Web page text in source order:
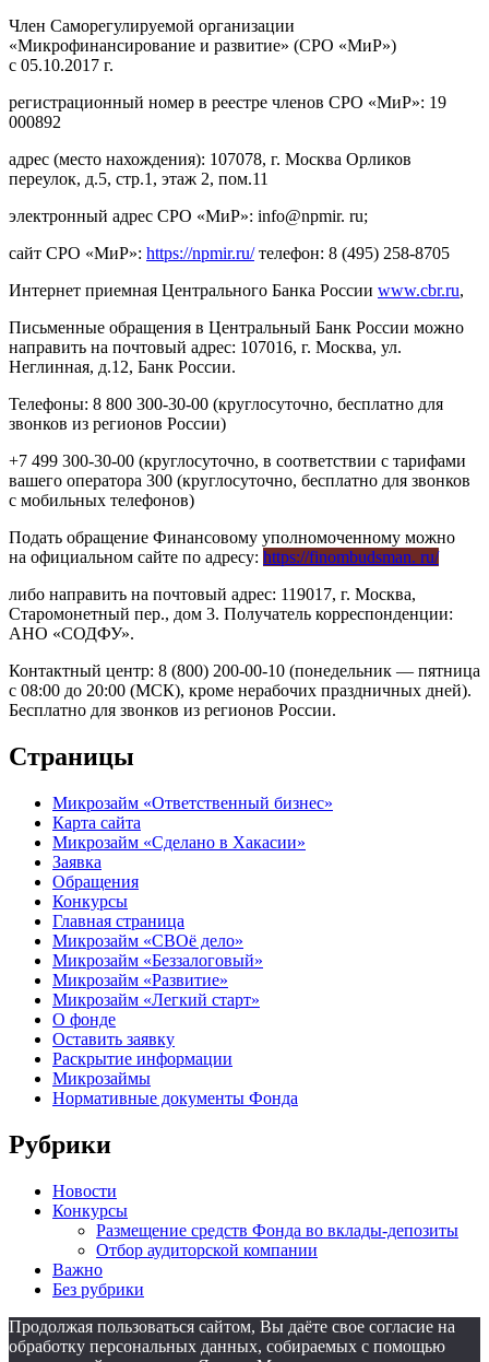
Член Саморегулируемой организации
«Микрофинансирование и развитие» (СРО «МиР»)
с 05.10.2017 г.
регистрационный номер в реестре членов СРО «МиР»: 19
000892
адрес (место нахождения): 107078, г. Москва Орликов
переулок, д.5, стр.1, этаж 2, пом.11
электронный адрес СРО «МиР»: info@npmir. ru;
сайт СРО «МиР»: https://npmir.ru/телефон: 8 (495) 258-8705
Интернет приемная Центрального Банка России www.cbr.ru,
Письменные обращения в Центральный Банк России можно
направить на почтовый адрес: 107016, г. Москва, ул.
Неглинная, д.12, Банк России.
Телефоны: 8 800 300-30-00 (круглосуточно, бесплатно для
звонков из регионов России)
+7 499 300-30-00 (круглосуточно, в соответствии с тарифами
вашего оператора 300 (круглосуточно, бесплатно для звонков
с мобильных телефонов)
Подать обращение Финансовому уполномоченному можно
на официальном сайте по адресу: https://finombudsman. ru/
либо направить на почтовый адрес: 119017, г. Москва,
Старомонетный пер., дом 3. Получатель корреспонденции:
АНО «СОДФУ».
Контактный центр: 8 (800) 200-00-10 (понедельник — пятница
с 08:00 до 20:00 (МСК), кроме нерабочих праздничных дней).
Бесплатно для звонков из регионов России.
Страницы
Микрозайм «Ответственный бизнес»
Карта сайта
Микрозайм «Сделано в Хакасии»
Заявка
Обращения
Конкурсы
Главная страница
Микрозайм «СВОё дело»
Микрозайм «Беззалоговый»
Микрозайм «Развитие»
Микрозайм «Легкий старт»
О фонде
Оставить заявку
Раскрытие информации
Микрозаймы
Нормативные документы Фонда
Рубрики
Новости
Конкурсы
Размещение средств Фонда во вклады-депозиты
Отбор аудиторской компании
Важно
Без рубрики
Продолжая пользоваться сайтом, Вы даёте свое согласие на
обработку персональных данных, собираемых с помощью